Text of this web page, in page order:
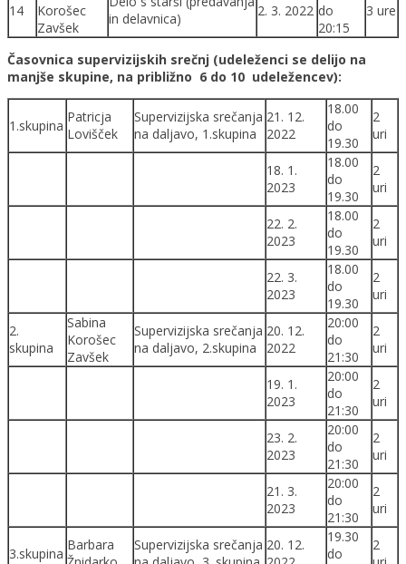
14
Korošec
Zavšek
in delavnica)
2. 3. 2022 do
20:15
3 ure
Časovnica supervizijskih srečnj (udeleženci se delijo na
manjše skupine, na približno 6 do 10 udeležencev):
1.skupina
Patricja
Lovišček
Supervizijska srečanja
na daljavo, 1.skupina
21. 12.
2022
18.00
do
19.30
2
uri
18. 1.
2023
18.00
do
19.30
2
uri
22. 2.
2023
18.00
do
19.30
2
uri
22. 3.
2023
18.00
do
19.30
2
uri
2.
skupina
Sabina
Korošec
Zavšek
Supervizijska srečanja
na daljavo, 2.skupina
20. 12.
2022
20:00
do
21:30
2
uri
19. 1.
2023
20:00
do
21:30
2
uri
23. 2.
2023
20:00
do
21:30
2
uri
21. 3.
2023
20:00
do
21:30
2
uri
3.skupina
Barbara
Supervizijska srečanja 20. 12.
19.30
do
2